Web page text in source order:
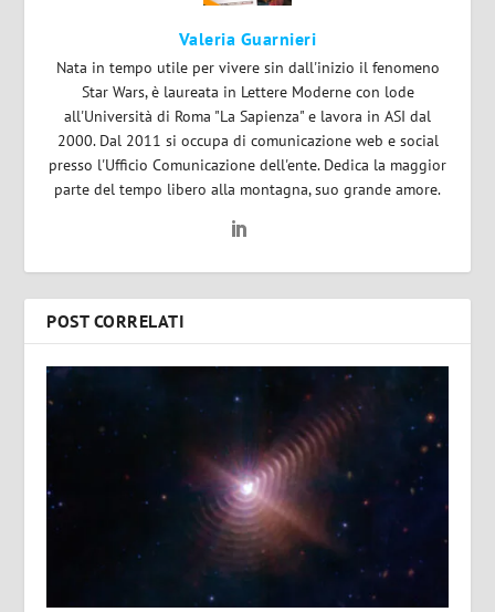
Valeria Guarnieri
Nata in tempo utile per vivere sin dall'inizio il fenomeno
Star Wars, è laureata in Lettere Moderne con lode
all'Università di Roma "La Sapienza" e lavora in ASI dal
2000. Dal 2011 si occupa di comunicazione web e social
presso l'Ufficio Comunicazione dell'ente. Dedica la maggior
parte del tempo libero alla montagna, suo grande amore.
POST CORRELATI